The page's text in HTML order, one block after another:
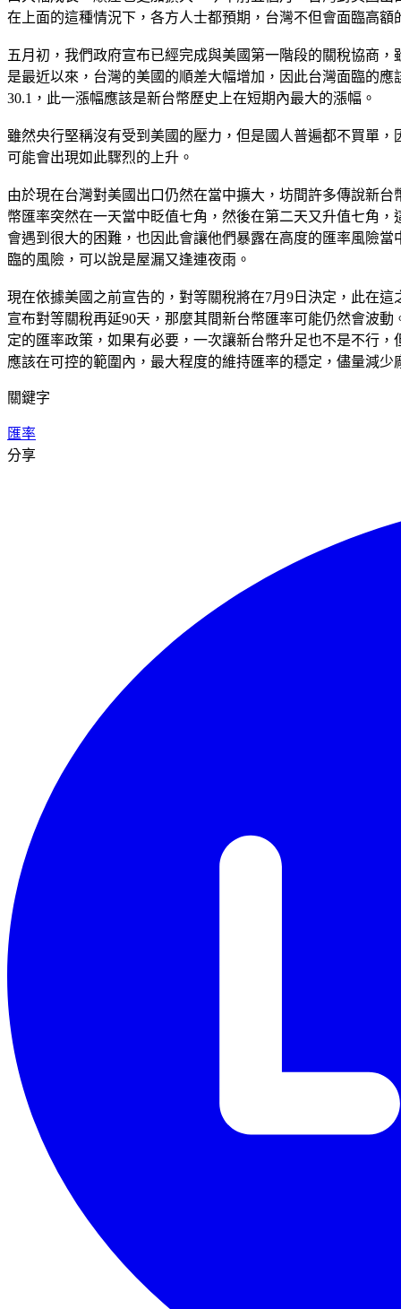
在上面的這種情況下，各方人士都預期，台灣不但會面臨高
五月初，我們政府宣布已經完成與美國第一階段的關稅協商
是最近以來，台灣的美國的順差大幅增加，因此台灣面臨的
30.1，此一漲幅應該是新台幣歷史上在短期內最大的漲幅。
雖然央行堅稱沒有受到美國的壓力，但是國人普遍都不買單
可能會出現如此驟烈的上升。
由於現在台灣對美國出口仍然在當中擴大，坊間許多傳說新
幣匯率突然在一天當中眨值七角，然後在第二天又升值七角
會遇到很大的困難，也因此會讓他們暴露在高度的匯率風險
臨的風險，可以說是屋漏又逢連夜雨。
現在依據美國之前宣告的，對等關稅將在7月9日決定，此在
宣布對等關稅再延90天，那麼其間新台幣匯率可能仍然會波
定的匯率政策，如果有必要，一次讓新台幣升足也不是不行
應該在可控的範圍內，最大程度的維持匯率的穩定，儘量減
關鍵字
匯率
分享